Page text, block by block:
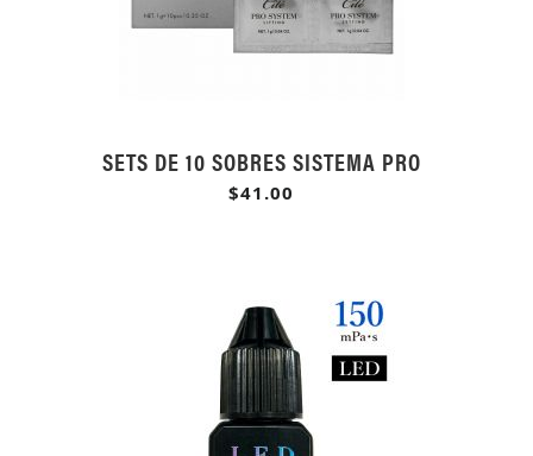
SETS DE 10 SOBRES SISTEMA PRO
$41.00